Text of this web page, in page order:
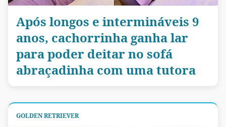
Após longos e intermináveis 9
anos, cachorrinha ganha lar
para poder deitar no sofá
abraçadinha com uma tutora
GOLDEN RETRIEVER